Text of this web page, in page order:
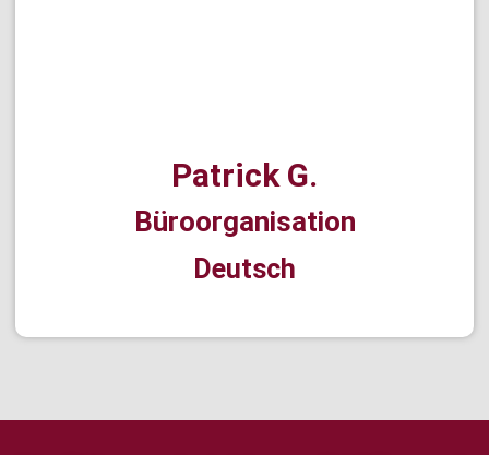
Patrick G.
Büroorganisation
Deutsch